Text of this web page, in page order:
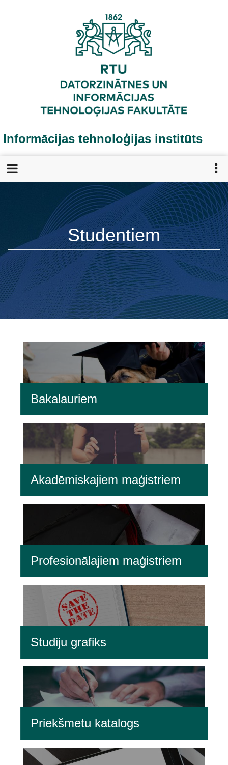
Informācijas tehnoloģijas institūts
Studentiem
Bakalauriem
Akadēmiskajiem maģistriem
Profesionālajiem maģistriem
Studiju grafiks
Priekšmetu katalogs